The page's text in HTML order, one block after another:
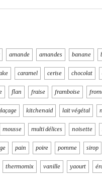
amande amandes banane
caramel cerise chocolat
flan fraise framboise
kitchenaid lait végétal
mousse multi délices noisette
pain poire pomme sirop
thermomix vanille yaourt